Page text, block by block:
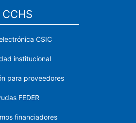
CCHS
CSIC
institucional
para proveedores
FEDER
financiadores